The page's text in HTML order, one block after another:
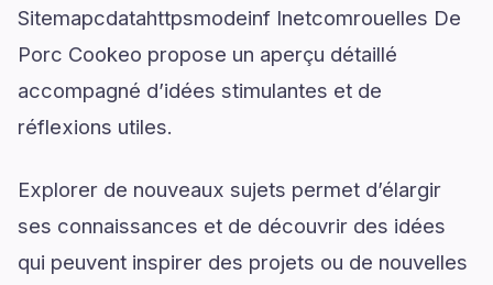
Sitemapcdatahttpsmodeinf Inetcomrouelles De
Porc Cookeo propose un aperçu détaillé
accompagné d’idées stimulantes et de
réflexions utiles.
Explorer de nouveaux sujets permet d’élargir
ses connaissances et de découvrir des idées
qui peuvent inspirer des projets ou de nouvelles